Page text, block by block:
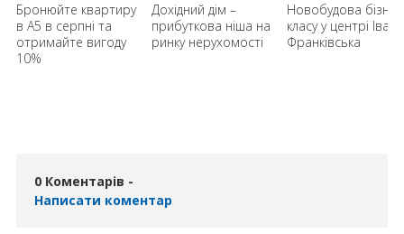
Бронюйте квартиру
в А5 в серпні та
отримайте вигоду
10%
Дохідний дім –
прибуткова ніша на
ринку нерухомості
Новобудова
класу у центрі
Франківська
0 Коментарів -
Написати коментар